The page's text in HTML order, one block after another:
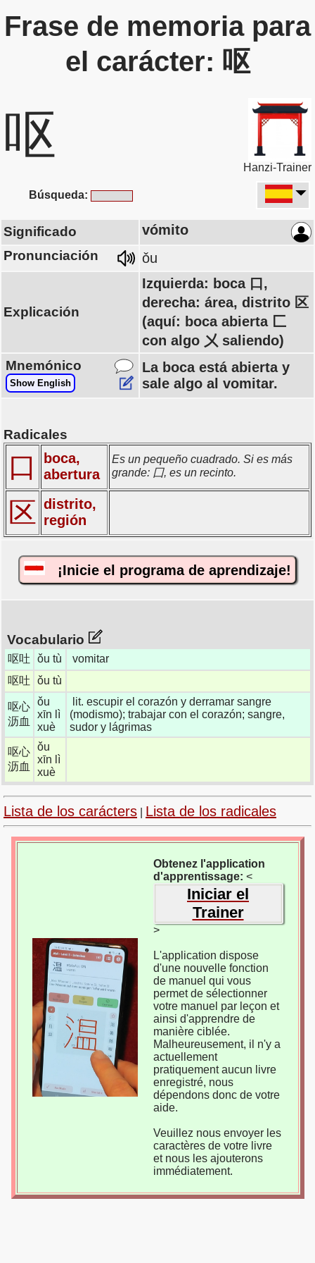
Frase de memoria para
el carácter: 呕
呕
Hanzi-Trainer
Búsqueda:
Significado vómito
Pronunciación ǒu
Explicación
Izquierda: boca 口,
derecha: área, distrito 区
(aquí: boca abierta 匚
con algo 㐅 saliendo)
Mnemónico
Show English
La boca está abierta y
sale algo al vomitar.
Radicales
口
boca,
abertura
Es un pequeño cuadrado. Si es más
grande: 囗, es un recinto.
区 distrito,
región
¡Inicie el programa de aprendizaje!
Vocabulario
呕吐 ǒu tù
vomitar
呕吐
ǒu tù
呕心
沥血
ǒu
xīn lì
xuè
lit. escupir el corazón y derramar sangre
(modismo); trabajar con el corazón; sangre,
sudor y lágrimas
呕心
沥血
ǒu
xīn lì
xuè
Lista de los carácters Lista de los radicales
Obtenez l'application
d'apprentissage: <
Iniciar el
Trainer
>
L'application dispose
d'une nouvelle fonction
de manuel qui vous
permet de sélectionner
votre manuel par leçon et
ainsi d'apprendre de
manière ciblée.
Malheureusement, il n'y a
actuellement
pratiquement aucun livre
enregistré, nous
dépendons donc de votre
aide.
Veuillez nous envoyer les
caractères de votre livre
et nous les ajouterons
immédiatement.